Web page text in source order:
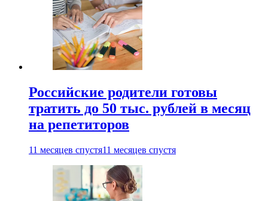
Российские родители готовы
тратить до 50 тыс. рублей в месяц
на репетиторов
11 месяцев спустя11 месяцев спустя